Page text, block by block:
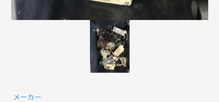
メーカー